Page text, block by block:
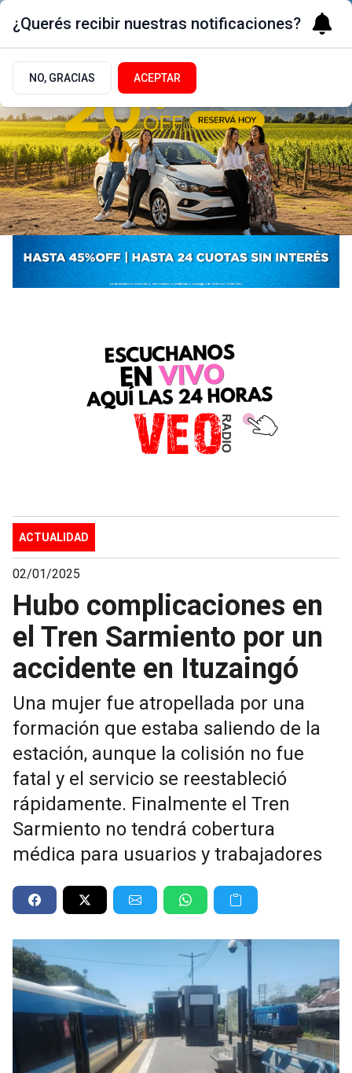
ACTUALIDAD
02/01/2025
Hubo complicaciones en
el Tren Sarmiento por un
accidente en Ituzaingó
Una mujer fue atropellada por una
formación que estaba saliendo de la
estación, aunque la colisión no fue
fatal y el servicio se reestableció
rápidamente. Finalmente el Tren
Sarmiento no tendrá cobertura
médica para usuarios y trabajadores
¿Querés recibir nuestras notificaciones?
NO, GRACIAS ACEPTAR